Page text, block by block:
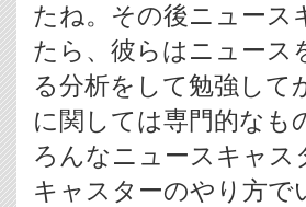
たね。その後ニュース
たら、彼らはニュース
る分析をして勉強し
に関しては専門的なも
ろんなニュースキャ
キャスターのやり方